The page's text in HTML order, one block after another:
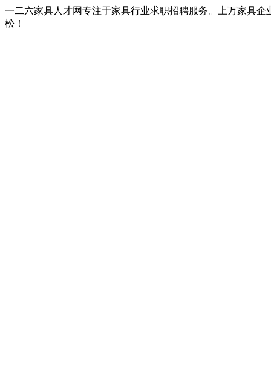
一二六家具人才网专注于家具行业求职招聘服务。上万家具
松！